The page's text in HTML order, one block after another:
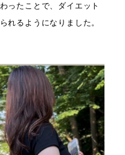
ったことで、ダイエット
れるようになりました。